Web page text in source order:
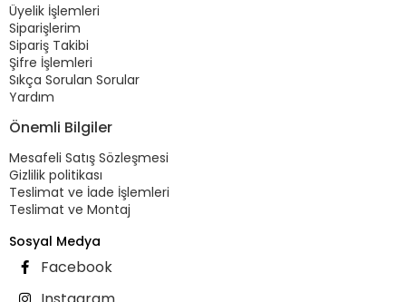
Üyelik İşlemleri
Siparişlerim
Sipariş Takibi
Şifre İşlemleri
Sıkça Sorulan Sorular
Yardım
Önemli Bilgiler
Mesafeli Satış Sözleşmesi
Gizlilik politikası
Teslimat ve İade İşlemleri
Teslimat ve Montaj
Sosyal Medya
Facebook